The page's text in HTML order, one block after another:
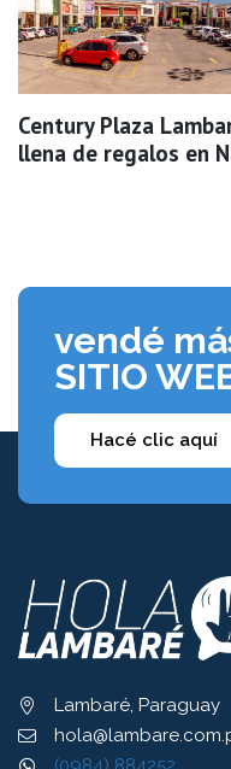
Century Plaza
llena de regalos en
vendé
SITIO
Hacé clic aquí
Lambaré, Paraguay